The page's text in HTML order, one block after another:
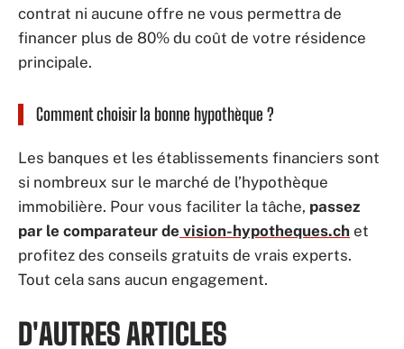
contrat ni aucune offre ne vous permettra de
financer plus de 80% du coût de votre résidence
principale.
Comment choisir la bonne hypothèque ?
Les banques et les établissements financiers sont
si nombreux sur le marché de l’hypothèque
immobilière. Pour vous faciliter la tâche, passez
par le comparateur de vision-hypotheques.ch et
profitez des conseils gratuits de vrais experts.
Tout cela sans aucun engagement.
D'AUTRES ARTICLES